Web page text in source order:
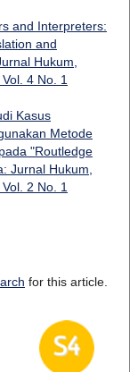
and Interpreters:
and
Hukum,
4 No. 1
Kasus
Metode
"Routledge
Jurnal Hukum,
2 No. 1
for this article.